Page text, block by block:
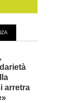
arretra